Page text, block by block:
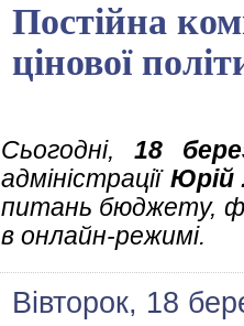
Постійна
цінової
Сьогодні, 18
адміністрації Юрій
питань бюджету,
в онлайн-режимі.
Вівторок, 18